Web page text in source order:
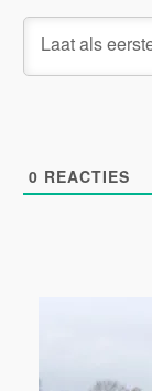
0 REACTIES